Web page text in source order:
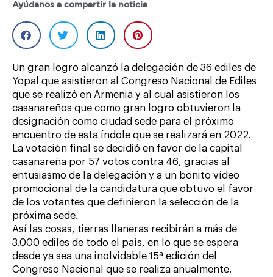
Ayúdanos a compartir la noticia
Un gran logro alcanzó la delegación de 36 ediles de
Yopal que asistieron al Congreso Nacional de Ediles
que se realizó en Armenia y al cual asistieron los
casanareños que como gran logro obtuvieron la
designación como ciudad sede para el próximo
encuentro de esta índole que se realizará en 2022.
La votación final se decidió en favor de la capital
casanareña por 57 votos contra 46, gracias al
entusiasmo de la delegación y a un bonito vídeo
promocional de la candidatura que obtuvo el favor
de los votantes que definieron la selección de la
próxima sede.
Así las cosas, tierras llaneras recibirán a más de
3.000 ediles de todo el país, en lo que se espera
desde ya sea una inolvidable 15ª edición del
Congreso Nacional que se realiza anualmente.